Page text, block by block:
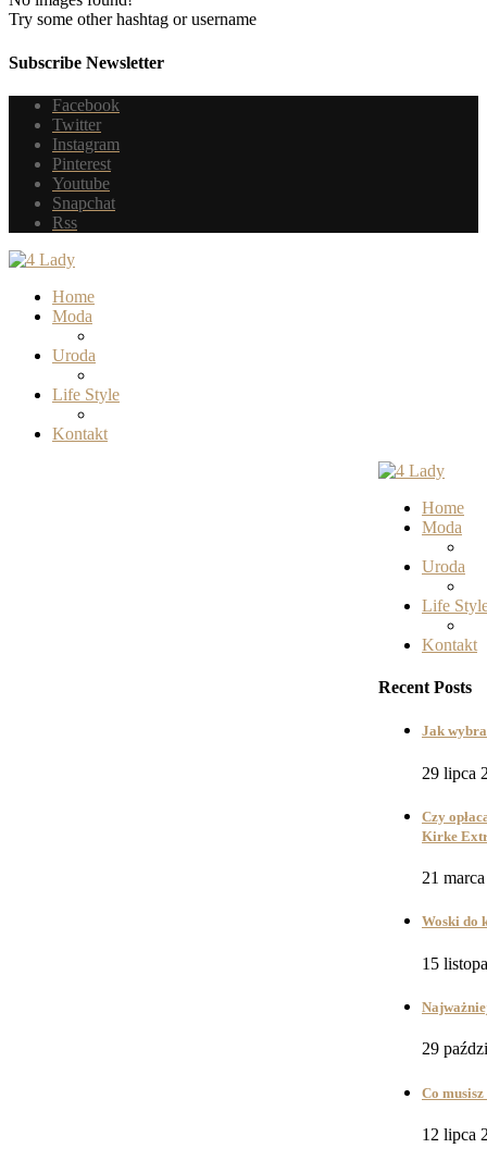
Try some other hashtag or username
Subscribe Newsletter
Facebook
Twitter
Instagram
Pinterest
Youtube
Snapchat
Rss
Home
Moda
Uroda
Life Style
Kontakt
Home
Moda
Uroda
Life
Kontakt
Recent Posts
Jak
29 lipca
Czy
Kirke
21
Woski do
15
29
Co
12 lipca